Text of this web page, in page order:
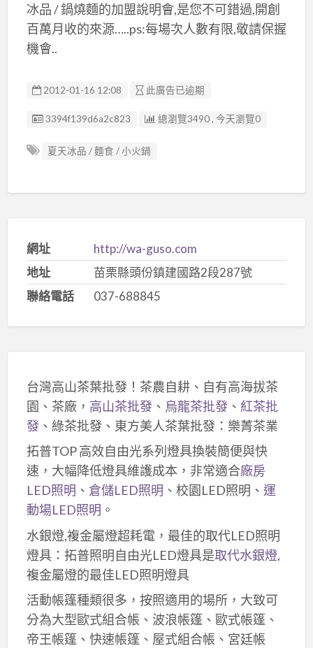
冰品 / 鍋燒麵的加盟說明會,是您不可錯過,開創
百萬月收的來源…..ps:每場次人數有限,敬請保握
機會..
2012-01-16 12:08 此廣告已逾期
廣告编號
3394f139d6a2c823 總瀏覽3490 , 今天瀏覽0
夏天冰品 / 麵食 / 小火鍋
網址
http://wa-guso.com
地址
苗栗縣頭份鎮建國路2段287號
聯絡電話
037-688845
台灣高山茶葉批發！茶農自耕、自有高海拔茶
園、茶廠， 高山茶批發、 烏龍茶批發、 紅茶批
發、綠茶批發、東方美人茶葉批發：樂菁茶業
拓普TOP 高效自由光系列燈具換裝簡便與快
速，大幅降低燈具維護成本，非常適合廠房
LED照明 、 倉儲LED照明 、校園LED照明、 運
動場LED照明 。
水銀燈,複金屬燈超耗電，最佳的取代LED照明
燈具：拓普照明自由光LED燈具是取代水銀燈,
複金屬燈的最佳LED照明燈具
活動帳篷種類很多，按照適用的場所，大致可
分為大型歐式組合帳、波浪帳篷、歐式帳篷、
帝王帳篷、快速帳篷、屋式組合帳、宮廷帳